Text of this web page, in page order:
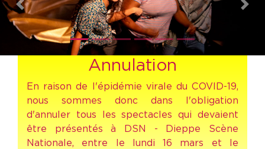
Previous
Annulation
En raison de l'épidémie virale du COVID-19,
nous sommes donc dans l'obligation
d'annuler tous les spectacles qui devaient
être présentés à DSN - Dieppe Scène
Nationale, entre le lundi 16 mars et le